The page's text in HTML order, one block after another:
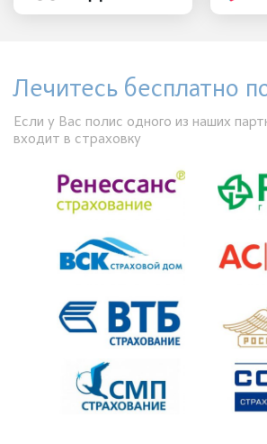
Лечитесь бесплатно
Если у Вас полис одного из наших
входит в страховку